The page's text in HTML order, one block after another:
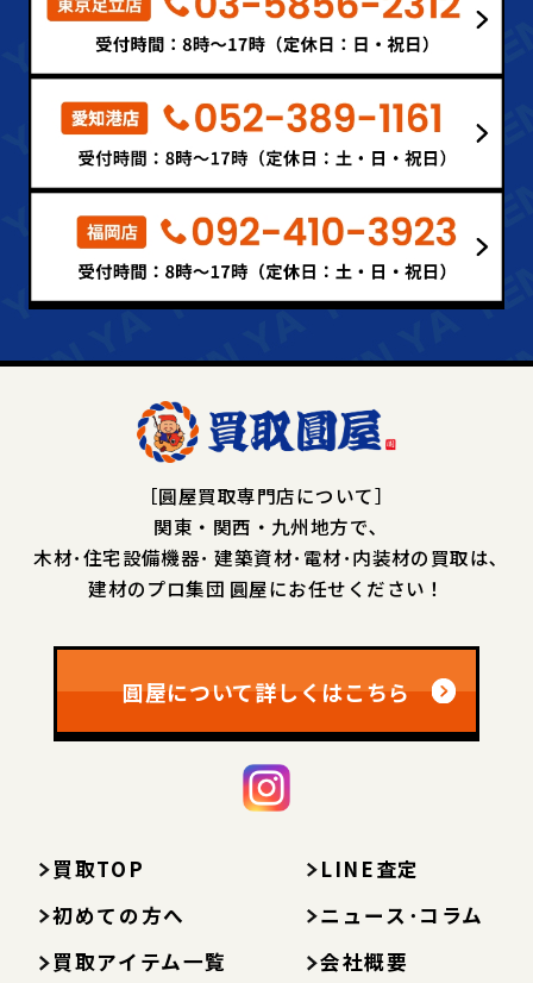
［圓屋買取専門店について］
関東・関西・九州地方で､
木材･住宅設備機器･ 建築資材･電材･内装材の買取は､
建材のプロ集団 圓屋にお任せください！
圓屋について詳しくはこちら
買取TOP
初めての方へ
買取アイテム一覧
LINE査定
ニュース･コラム
会社概要